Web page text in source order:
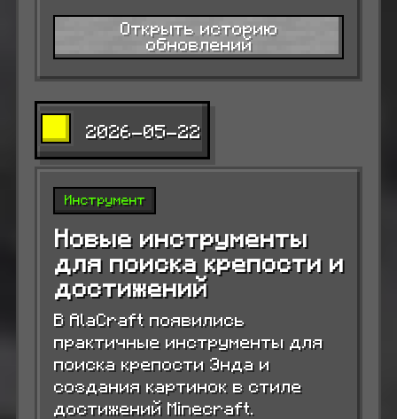
Открыть историю
обновлений
2026-05-22
Инструмент
Новые инструменты
для поиска крепости и
достижений
В AlaCraft появились
практичные инструменты для
поиска крепости Энда и
создания картинок в стиле
достижений Minecraft.